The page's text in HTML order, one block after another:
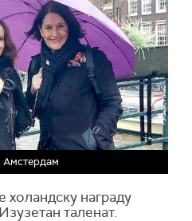
холандску награду
таленат.